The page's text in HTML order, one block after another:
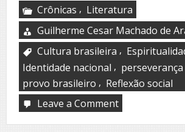
Crônicas , Literatura
Guilherme Cesar Machado de
Cultura brasileira ,
Identidade nacional , perseverança
provo brasileiro , Reflexão social
Leave a Commenton
dia